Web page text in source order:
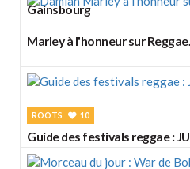
Gainsbourg
Marley à l'honneur sur
ROOTS 10
Guide des festivals reggae :